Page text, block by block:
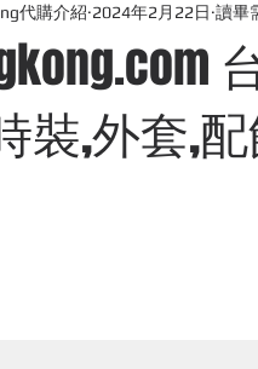
ABOUT ME ABOUT
台灣代購網站
裝,外套,
代購介紹 2024年2月22日 讀畢